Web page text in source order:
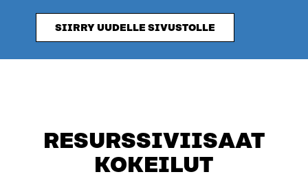
SIIRRY UUDELLE SIVUSTOLLE
RESURSSIVIISAAT
KOKEILUT